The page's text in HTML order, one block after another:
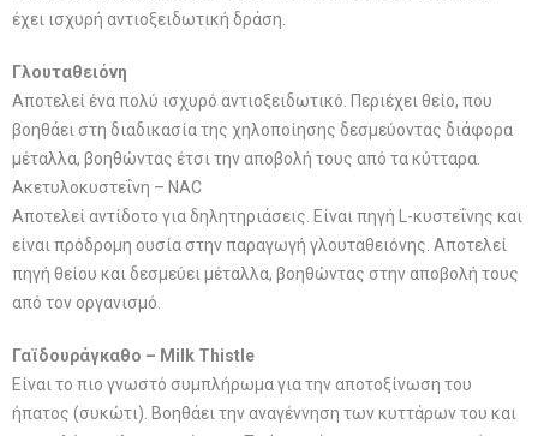
έχει ισχυρή αντιοξειδωτική δράση.
Γλουταθειόνη
Αποτελεί ένα πολύ ισχυρό αντιοξειδωτικό. Περιέχει θείο, που
βοηθάει στη διαδικασία της χηλοποίησης δεσμεύοντας διάφορα
μέταλλα, βοηθώντας έτσι την αποβολή τους από τα κύτταρα.
Ακετυλοκυστεΐνη – NAC
Αποτελεί αντίδοτο για δηλητηριάσεις. Είναι πηγή L-κυστεΐνης και
είναι πρόδρομη ουσία στην παραγωγή γλουταθειόνης. Αποτελεί
πηγή θείου και δεσμεύει μέταλλα, βοηθώντας στην αποβολή τους
από τον οργανισμό.
Γαϊδουράγκαθο – Milk Thistle
Είναι το πιο γνωστό συμπλήρωμα για την αποτοξίνωση του
ήπατος (συκώτι). Βοηθάει την αναγέννηση των κυττάρων του και